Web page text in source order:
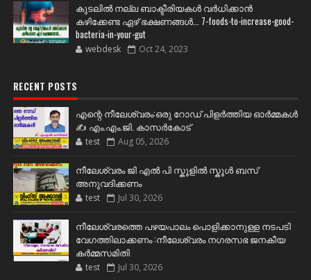
കുടലിൽ നല്ല ബാക്ടീരിയകൾ വര്‍ധിക്കാന്‍
കഴിക്കേണ്ട ഏഴ് ഭക്ഷണങ്ങള്‍... 7-foods-to-increase-good-
bacteria-in-your-gut
webdesk Oct 24, 2023
RECENT POSTS
എന്റെ നീലേശ്വരം:ഒരു റോഡ് പിളർത്തിയ ഓർമ്മകൾ
✍️ എം.എം.ജി. കാസർകോട്
test Aug 05, 2026
നീലേശ്വരം ജി എൽ പി സ്കൂളിൽ സ്കൂൾ ബസ്
അനുവദിക്കണം
test Jul 30, 2026
നീലേശ്വരത്തെ പഴയപാലം പൊളിക്കാനുള്ള നടപടി
വേഗത്തിലാക്കണം :നീലേശ്വരം നഗരസഭ ജനകീയ
കർമ്മസമിതി
test Jul 30, 2026